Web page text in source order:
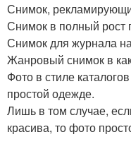
Снимок,
Снимок в полный рост
Снимок для журнала
Жанровый снимок в
Фото в стиле
простой одежде.
Лишь в том случае,
красива, то фото